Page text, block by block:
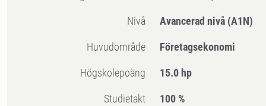
Nivå Avancerad nivå (A1N)
Huvudområde Företagsekonomi
högskolepoäng 15.0 hp
Studietakt 100 %